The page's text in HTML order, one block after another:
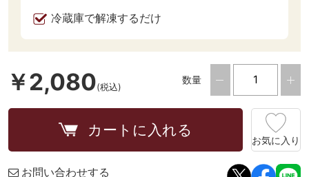
冷蔵庫で解凍するだけ
￥2,080(税込)
数量
カートに入れる
お気に入り
お問い合わせする